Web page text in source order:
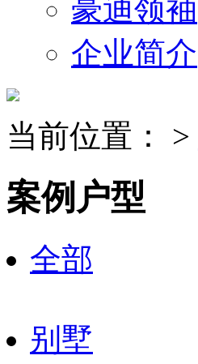
豪迪领袖
企业简介
当前位置： >
案例户型
全部
别墅